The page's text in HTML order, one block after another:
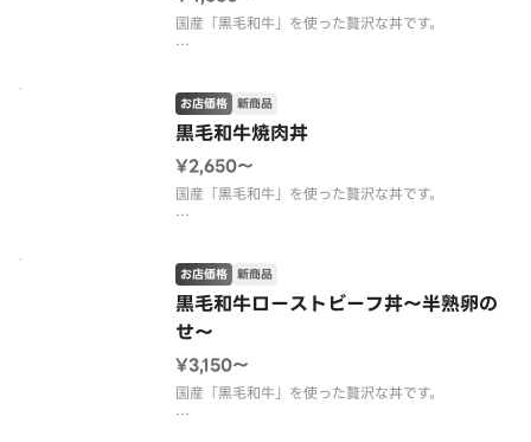
国産「黒毛和牛」を使った贅沢な丼です。
テーキ丼。
肉の旨みと程よい霜降りを引き立てる醤油ベースの
特製ソースがご飯にしみ込み、最後の一口まで満足
来客時でのおもてなし、ご褒美ランチやディナーに
おすすめ
黒毛和牛焼肉丼
お店価格 新商品
¥2,650〜
国産「黒毛和牛」を使った贅沢な丼です。
で下味を付け焼き上げました。
香ばしい香りととろける旨みが、口いっぱいに広が
ります。
レストランクオリティの焼肉丼を贅沢にどうぞ。
来客時でのおもてなし、ご褒美ランチやディ
黒毛和牛ローストビーフ丼～半熟卵の
せ～
お店価格 新商品
¥3,150〜
国産「黒毛和牛」を使った贅沢な丼です。